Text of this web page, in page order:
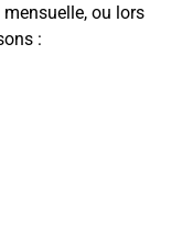
ou lors
: